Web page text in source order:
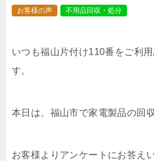
お客様の声
不用品回収・処分
いつも福山片付け110番をご利
す。
本日は、福山市で家電製品の回
お客様よりアンケートにお答え